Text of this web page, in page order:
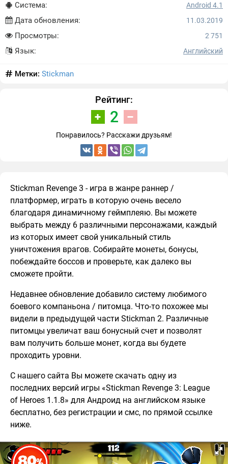
Система: Android 4.1
Дата обновления: 11.03.2019
Просмотры: 2 751
Язык: Английский
Метки: Stickman
Рейтинг:
2
Понравилось? Расскажи друзьям!
Stickman Revenge 3 - игра в жанре раннер /
платформер, играть в которую очень весело
благодаря динамичному геймплеяю. Вы можете
выбрать между 6 различными персонажами, каждый
из которых имеет свой уникальный стиль
уничтожения врагов. Собирайте монеты, бонусы,
побеждайте боссов и проверьте, как далеко вы
сможете пройти.
Недавнее обновление добавило систему любимого
боевого компаньона / питомца. Что-то похожее мы
видели в предыдущей части Stickman 2. Различные
питомцы увеличат ваш бонусный счет и позволят
вам получить больше монет, когда вы будете
проходить уровни.
С нашего сайта Вы можете скачать одну из
последних версий игры «Stickman Revenge 3: League
of Heroes 1.1.8» для Андроид на английском языке
бесплатно, без регистрации и смс, по прямой ссылке
ниже.